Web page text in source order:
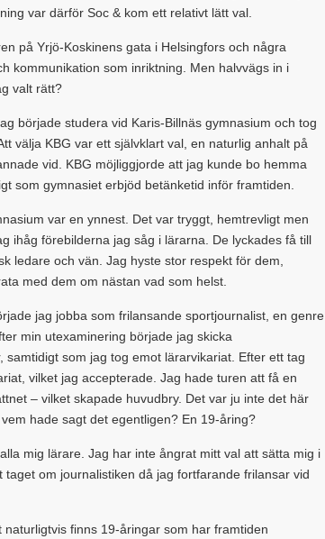
var därför Soc & kom ett relativt lätt val.
på Yrjö-Koskinens gata i Helsingfors och några
kommunikation som inriktning. Men halvvägs in i
valt rätt?
började studera vid Karis-Billnäs gymnasium och tog
välja KBG var ett självklart val, en naturlig anhalt på
vid. KBG möjliggjorde att jag kunde bo hemma
som gymnasiet erbjöd betänketid inför framtiden.
var en ynnest. Det var tryggt, hemtrevligt men
ihåg förebilderna jag såg i lärarna. De lyckades få till
ledare och vän. Jag hyste stor respekt för dem,
med dem om nästan vad som helst.
jag jobba som frilansande sportjournalist, en genre
min utexaminering började jag skicka
som jag tog emot lärarvikariat. Efter ett tag
vilket jag accepterade. Jag hade turen att få en
– vilket skapade huvudbry. Det var ju inte det här
hade sagt det egentligen? En 19-åring?
mig lärare. Jag har inte ångrat mitt val att sätta mig i
om journalistiken då jag fortfarande frilansar vid
finns 19-åringar som har framtiden